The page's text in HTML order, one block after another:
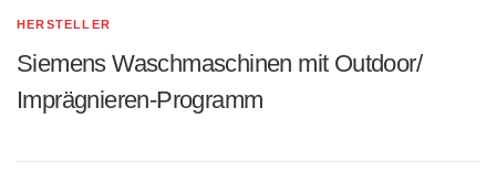
HERSTELLER
Siemens Waschmaschinen mit Outdoor/
Imprägnieren-Programm